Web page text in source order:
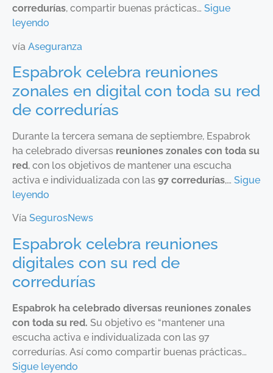
corredurías, compartir buenas prácticas… Sigue
leyendo
vía Aseguranza
Espabrok celebra reuniones
zonales en digital con toda su red
de corredurías
Durante la tercera semana de septiembre, Espabrok
ha celebrado diversas reuniones zonales con toda su
red, con los objetivos de mantener una escucha
activa e individualizada con las 97 corredurías,… Sigue
leyendo
Vía SegurosNews
Espabrok celebra reuniones
digitales con su red de
corredurías
Espabrok ha celebrado diversas reuniones zonales
con toda su red. Su objetivo es “mantener una
escucha activa e individualizada con las 97
corredurías. Así como compartir buenas prácticas…
Sigue leyendo